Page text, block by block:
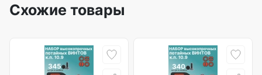
Схожие товары